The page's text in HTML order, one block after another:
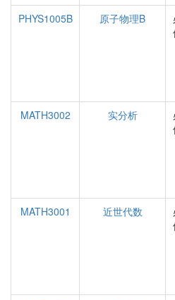
PHYS1005B
原子物理B
MATH3002
实分析
MATH3001
近世代数